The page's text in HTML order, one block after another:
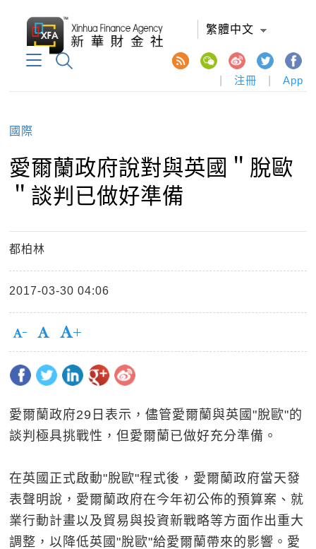
繁體中文
注冊 App
國際
愛爾蘭政府說對與英國＂脫歐
＂談判已做好準備
都柏林
2017-03-30 04:06
愛爾蘭政府29日表示，儘管愛爾蘭與英國"脫歐"的
談判極具挑戰性，但愛爾蘭已做好充分準備。
在英國正式啟動"脫歐"程式後，愛爾蘭政府當天發
表聲明說，愛爾蘭政府在今年初公佈的預算案、就
業行動計畫以及貿易與投資新戰略等方面作出重大
調整，以降低英國"脫歐"給愛爾蘭帶來的影響。愛